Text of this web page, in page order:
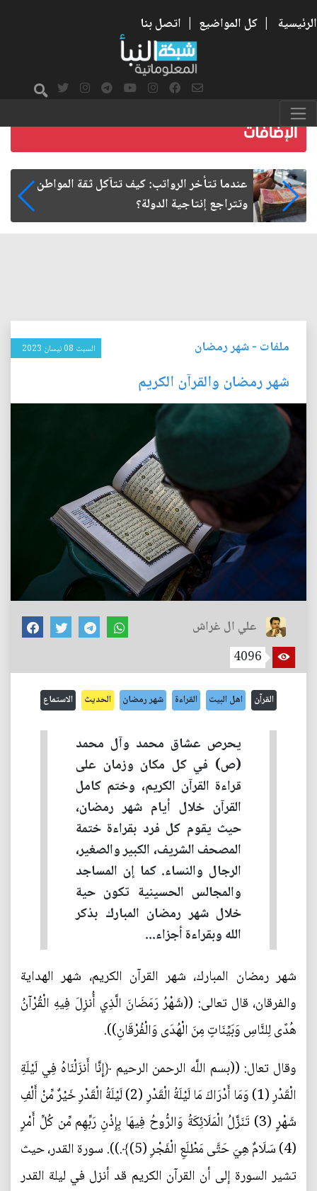
الرئيسية | كل المواضيع | اتصل بنا
صمت الطريق بعد الأربعين
ملفات -شهر رمضان السبت 08 نيسان 2023
شهر رمضان والقرآن الكريم
علي ال غراش
4096
القرآن اهل البيت القراءة شهر رمضان الحديث الاستماع
يحرص عشاق محمد وآل محمد
(ص) في كل مكان وزمان على
قراءة القرآن الكريم، وختم كامل
القرآن خلال أيام شهر رمضان،
حيث يقوم كل فرد بقراءة ختمة
المصحف الشريف، الكبير والصغير،
الرجال والنساء. كما إن المساجد
والمجالس الحسينية تكون حية
خلال شهر رمضان المبارك بذكر
الله وبقراءة أجزاء...
شهر رمضان المبارك، شهر القرآن الكريم، شهر الهداية
والفرقان، قال تعالى: ((شَهْرُ رَمَضَانَ الَّذِي أُنزِلَ فِيهِ الْقُرْآنُ
هُدًى لِلنَّاسِ وَبَيِّنَاتٍ مِنَ الْهُدَى وَالْفُرْقَانِ)).
وقال تعال: ((بسم اللَّه الرحمن الرحيم‏ ﴿إِنَّا أَنزَلْنَاهُ فِي لَيْلَةِ
الْقَدْرِ (1) وَمَا أَدْرَاكَ مَا لَيْلَةُ الْقَدْرِ (2) لَيْلَةُ الْقَدْرِ خَيْرٌ مِّنْ أَلْفِ
شَهْرٍ (3) تَنَزَّلُ الْمَلَائِكَةُ وَالرُّوحُ فِيهَا بِإِذْنِ رَبِّهِم مِّن كُلِّ أَمْرٍ
(4) سَلَامٌ هِيَ حَتَّى مَطْلَعِ الْفَجْرِ (5)﴾.)). سورة القدر، حيث
تشير السورة إلى أن القرآن الكريم قد أنزل في ليلة القدر